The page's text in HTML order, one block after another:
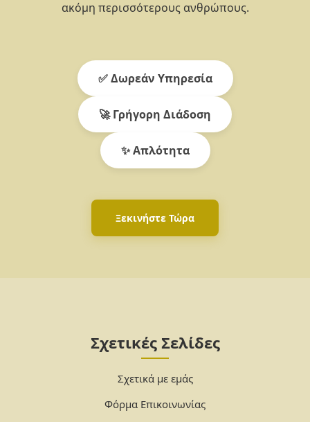
ακόμη περισσότερους ανθρώπους.
✅ Δωρεάν Υπηρεσία
🚀 Γρήγορη Διάδοση
✨ Απλότητα
Ξεκινήστε Τώρα
Σχετικές Σελίδες
Σχετικά με εμάς
Φόρμα Επικοινωνίας